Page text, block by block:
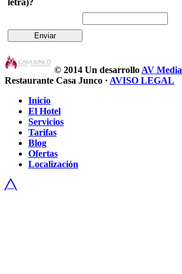
letra)?
© 2014 Un desarrollo AV Media
Restaurante Casa Junco · AVISO LEGAL
Inicio
El Hotel
Servicios
Tarifas
Blog
Ofertas
Localización
╱╲